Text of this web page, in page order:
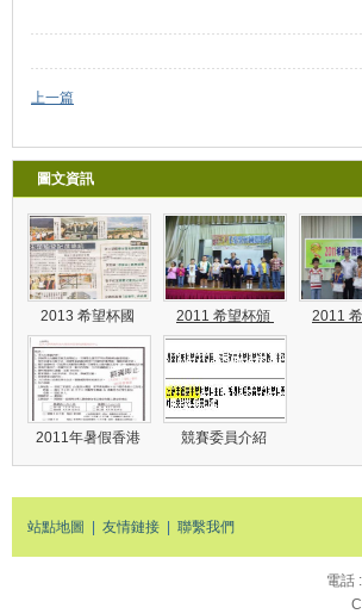
上一篇
圖文資訊
2013 希望杯國 2011 希望杯頒 2011
2011年暑假香港 競賽委員介紹
站點地圖 友情鏈接 聯繫我們
電話